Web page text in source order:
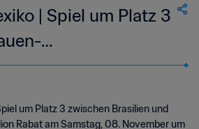
| Spiel um Platz 3
Marokko 2025™ |
um Platz 3 zwischen Brasilien und
Rabat am Samstag, 08. November um